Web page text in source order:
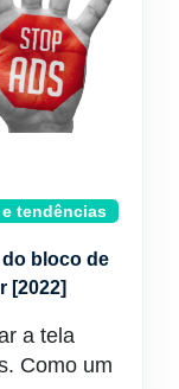
tendências
bloco de
[2022]
a tela
Como um